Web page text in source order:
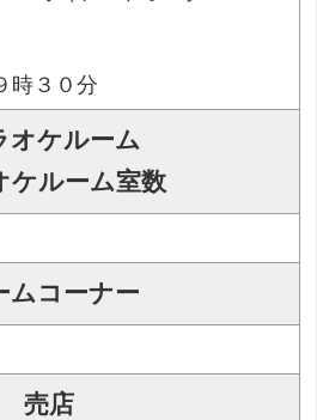
時３０分
オケルーム
ケルーム室数
ムコーナー
売店